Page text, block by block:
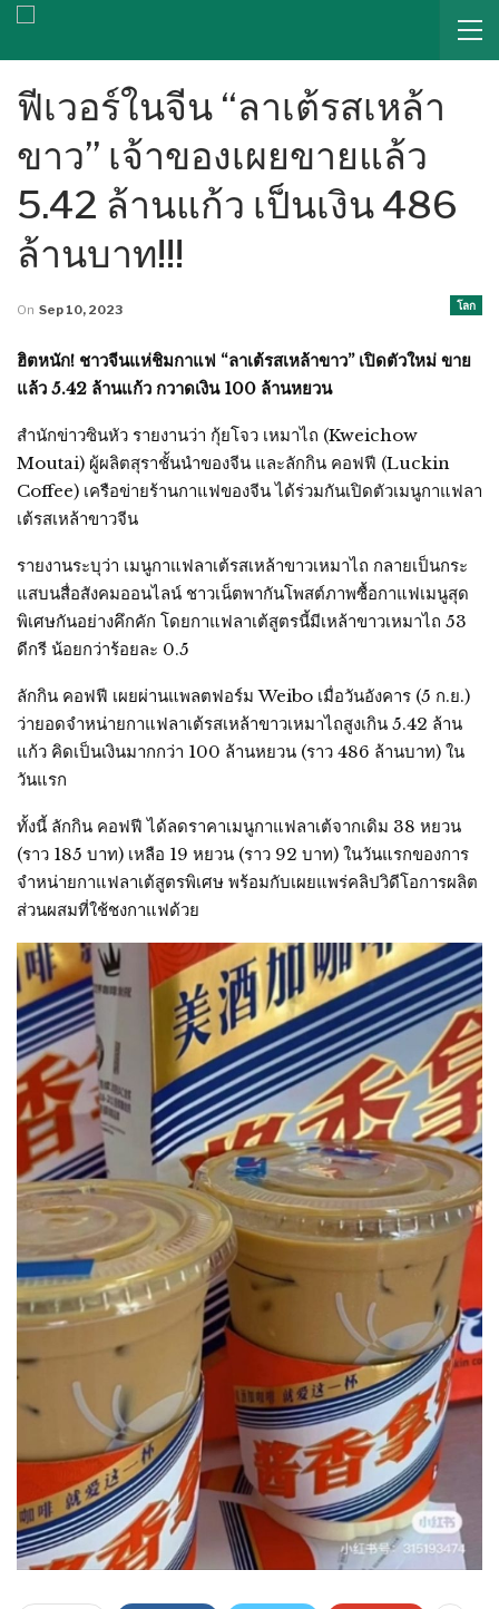
ฟีเวอร์ในจีน “ลาเต้รสเหล้า
ขาว” เจ้าของเผยขายแล้ว
5.42 ล้านแก้ว เป็นเงิน 486
ล้านบาท!!!
โลก
On Sep 10, 2023
ฮิตหนัก! ชาวจีนแห่ชิมกาแฟ “ลาเต้รสเหล้าขาว” เปิดตัวใหม่ ขาย
แล้ว 5.42 ล้านแก้ว กวาดเงิน 100 ล้านหยวน
สำนักข่าวซินหัว รายงานว่า กุ้ยโจว เหมาไถ (Kweichow
Moutai) ผู้ผลิตสุราชั้นนำของจีน และลักกิน คอฟฟี (Luckin
Coffee) เครือข่ายร้านกาแฟของจีน ได้ร่วมกันเปิดตัวเมนูกาแฟลา
เต้รสเหล้าขาวจีน
รายงานระบุว่า เมนูกาแฟลาเต้รสเหล้าขาวเหมาไถ กลายเป็นกระ
แสบนสื่อสังคมออนไลน์ ชาวเน็ตพากันโพสต์ภาพซื้อกาแฟเมนูสุด
พิเศษกันอย่างคึกคัก โดยกาแฟลาเต้สูตรนี้มีเหล้าขาวเหมาไถ 53
ดีกรี น้อยกว่าร้อยละ 0.5
ลักกิน คอฟฟี เผยผ่านแพลตฟอร์ม Weibo เมื่อวันอังคาร (5 ก.ย.)
ว่ายอดจำหน่ายกาแฟลาเต้รสเหล้าขาวเหมาไถสูงเกิน 5.42 ล้าน
แก้ว คิดเป็นเงินมากกว่า 100 ล้านหยวน (ราว 486 ล้านบาท) ใน
วันแรก
ทั้งนี้ ลักกิน คอฟฟี ได้ลดราคาเมนูกาแฟลาเต้จากเดิม 38 หยวน
(ราว 185 บาท) เหลือ 19 หยวน (ราว 92 บาท) ในวันแรกของการ
จำหน่ายกาแฟลาเต้สูตรพิเศษ พร้อมกับเผยแพร่คลิปวิดีโอการผลิต
ส่วนผสมที่ใช้ชงกาแฟด้วย